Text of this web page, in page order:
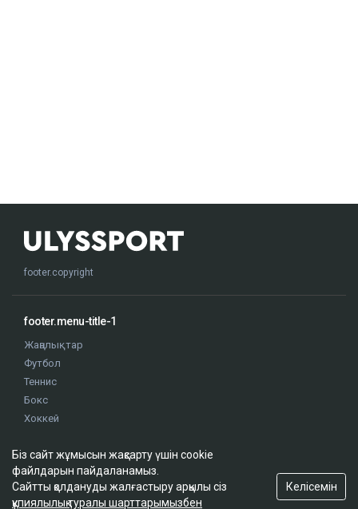
footer.copyright
footer.menu-title-1
Жаңалықтар
Футбол
Теннис
Бокс
Хоккей
Оқиғалар
Олимпиада
Біз сайт жұмысын жақсарту үшін cookie
файлдарын пайдаланамыз.
Сайтты қолдануды жалғастыру арқылы сіз
құпиялылық туралы шарттарымызбен
Келісемін